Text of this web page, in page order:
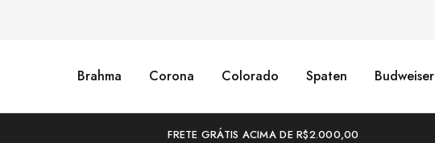
Brahma Corona Colorado Spaten Budweiser
FRETE GRÁTIS ACIMA DE R$2.000,00